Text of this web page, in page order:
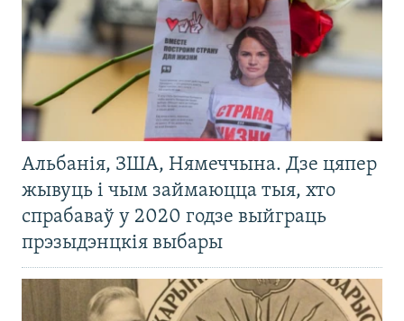
Альбанія, ЗША, Нямеччына. Дзе цяпер
жывуць і чым займаюцца тыя, хто
спрабаваў у 2020 годзе выйграць
прэзыдэнцкія выбары